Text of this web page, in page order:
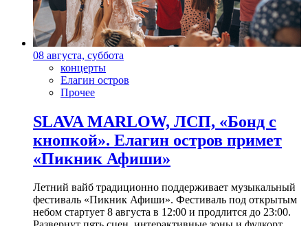
08 августа, суббота
концерты
Елагин остров
Прочее
SLAVA MARLOW, ЛСП, «Бонд с
кнопкой». Елагин остров примет
«Пикник Афиши»
Летний вайб традиционно поддерживает музыкальный
фестиваль «Пикник Афиши». Фестиваль под открытым
небом стартует 8 августа в 12:00 и продлится до 23:00.